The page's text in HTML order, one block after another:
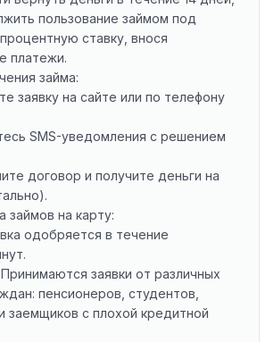
пользование займом под
ставку, внося
платежи.
займа:
заявку на сайте или по телефону
SMS-уведомления с решением
договор и получите деньги на
займов на карту:
одобряется в течение
заявки от различных
пенсионеров, студентов,
заемщиков с плохой кредитной